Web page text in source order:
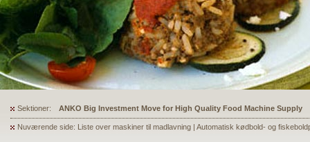
Sektioner: ANKO's Food Processing Equipment Assists a Shoe Seller to Start
Nuværende side: Liste over maskiner til madlavning | Automatisk kødbold- og